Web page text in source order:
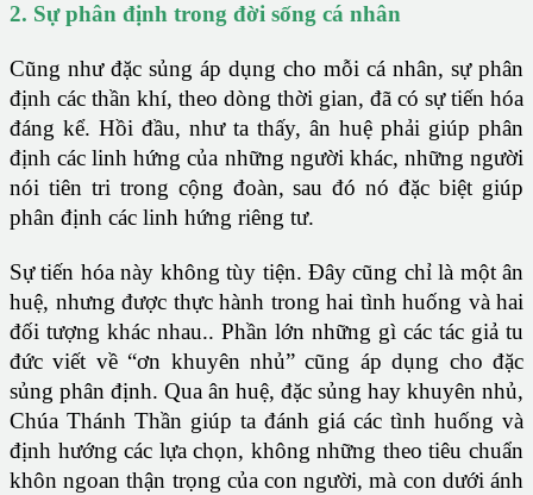
2. Sự phân định trong đời sống cá nhân
Cũng như đặc sủng áp dụng cho mỗi cá nhân, sự phân
định các thần khí, theo dòng thời gian, đã có sự tiến hóa
đáng kể. Hồi đầu, như ta thấy, ân huệ phải giúp phân
định các linh hứng của những người khác, những người
nói tiên tri trong cộng đoàn, sau đó nó đặc biệt giúp
phân định các linh hứng riêng tư.
Sự tiến hóa này không tùy tiện. Đây cũng chỉ là một ân
huệ, nhưng được thực hành trong hai tình huống và hai
đối tượng khác nhau.. Phần lớn những gì các tác giả tu
đức viết về “ơn khuyên nhủ” cũng áp dụng cho đặc
sủng phân định. Qua ân huệ, đặc sủng hay khuyên nhủ,
Chúa Thánh Thần giúp ta đánh giá các tình huống và
định hướng các lựa chọn, không những theo tiêu chuẩn
khôn ngoan thận trọng của con người, mà con dưới ánh